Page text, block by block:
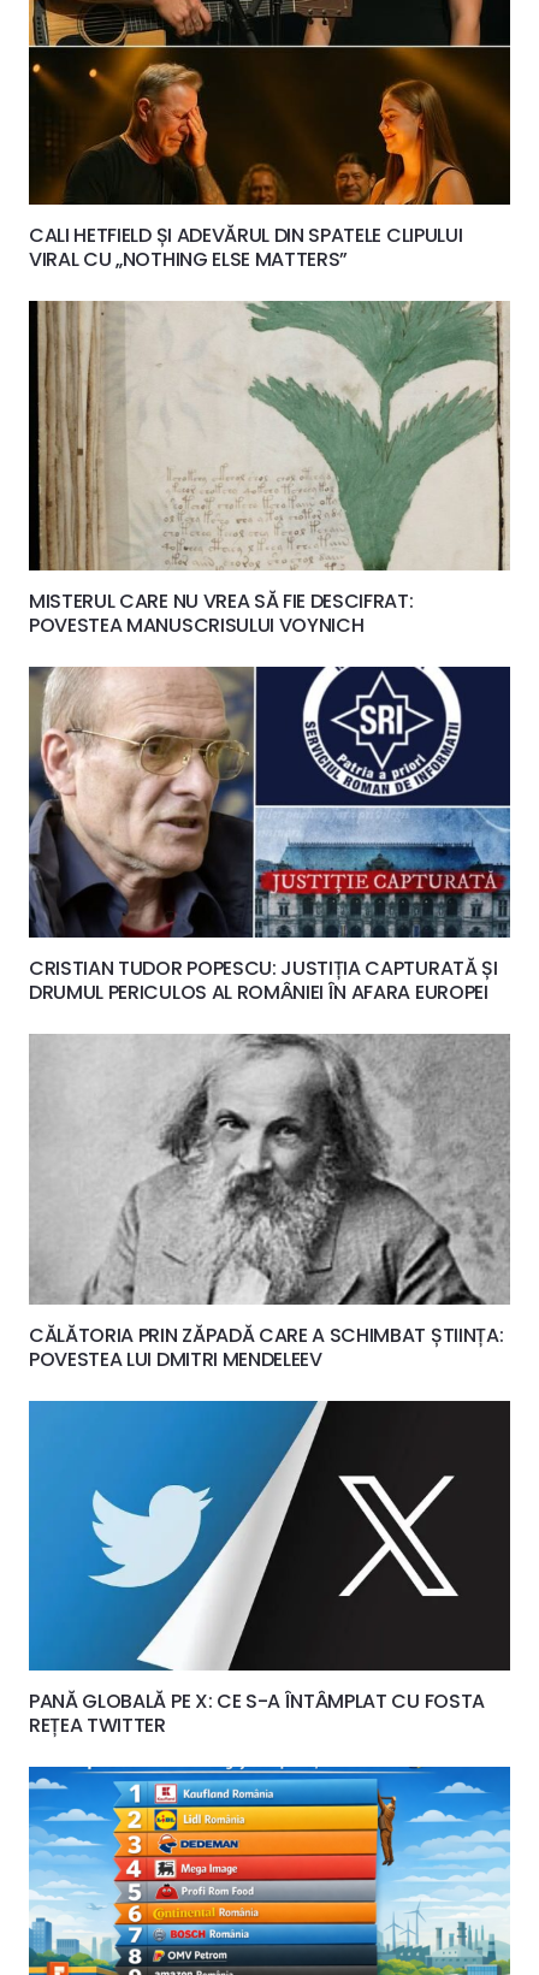
CALI HETFIELD ȘI ADEVĂRUL DIN SPATELE CLIPULUI
VIRAL CU „NOTHING ELSE MATTERS”
MISTERUL CARE NU VREA SĂ FIE DESCIFRAT:
POVESTEA MANUSCRISULUI VOYNICH
CRISTIAN TUDOR POPESCU: JUSTIȚIA CAPTURATĂ ȘI
DRUMUL PERICULOS AL ROMÂNIEI ÎN AFARA EUROPEI
CĂLĂTORIA PRIN ZĂPADĂ CARE A SCHIMBAT ȘTIINȚA:
POVESTEA LUI DMITRI MENDELEEV
PANĂ GLOBALĂ PE X: CE S-A ÎNTÂMPLAT CU FOSTA
REȚEA TWITTER